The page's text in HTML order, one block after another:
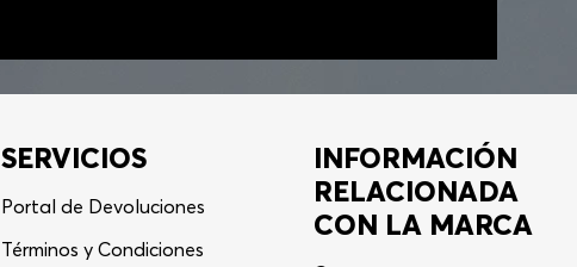
SERVICIOS
Portal de Devoluciones
Términos y Condiciones
INFORMACIÓN
RELACIONADA
CON LA MARCA